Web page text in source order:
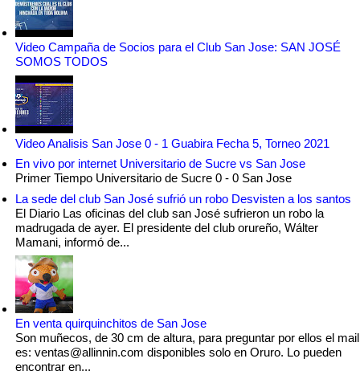
Video Campaña de Socios para el Club San Jose: SAN JOSÉ
SOMOS TODOS
Video Analisis San Jose 0 - 1 Guabira Fecha 5, Torneo 2021
En vivo por internet Universitario de Sucre vs San Jose
Primer Tiempo Universitario de Sucre 0 - 0 San Jose
La sede del club San José sufrió un robo Desvisten a los santos
El Diario Las oficinas del club san José sufrieron un robo la
madrugada de ayer. El presidente del club orureño, Wálter
Mamani, informó de...
En venta quirquinchitos de San Jose
Son muñecos, de 30 cm de altura, para preguntar por ellos el mail
es: ventas@allinnin.com disponibles solo en Oruro. Lo pueden
encontrar en...